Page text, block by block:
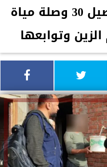
مياه الشرقية :توصيل 30 وصلة مياة
وتوابعها